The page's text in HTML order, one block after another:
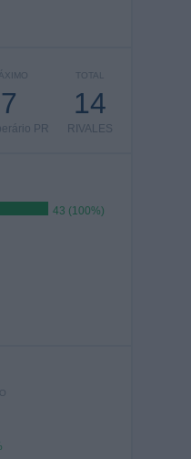
TOTAL
14
RIVALES
7
PR
43 (100%)